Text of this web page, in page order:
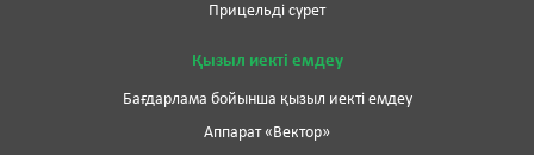
Прицельді сурет
Қызыл иекті емдеу
Бағдарлама бойынша қызыл иекті емдеу
Аппарат «Вектор»